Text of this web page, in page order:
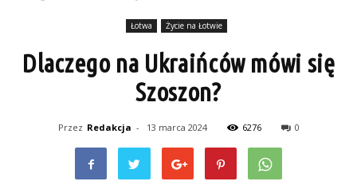
Łotwa Życie na Łotwie
Dlaczego na Ukraińców mówi się
Szoszon?
Przez Redakcja - 13 marca 2024 6276 0